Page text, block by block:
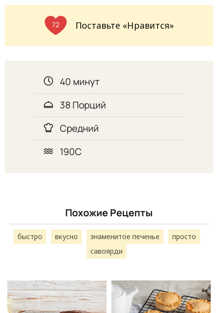
72 Поставьте «Нравится»
40 минут
38 Порций
Средний
190С
Похожие Рецепты
быстро вкусно знаменитое печенье
просто
савоярди